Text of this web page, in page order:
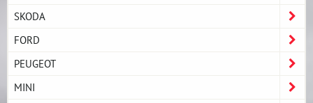
SKODA
FORD
PEUGEOT
MINI